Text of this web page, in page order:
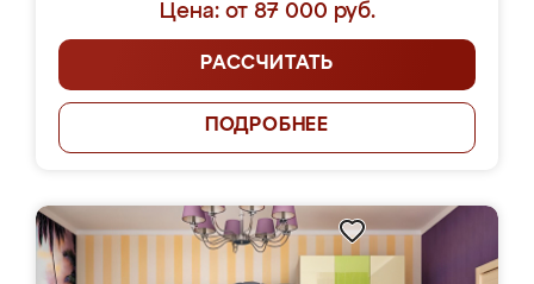
Цена: от 87 000 руб.
РАССЧИТАТЬ
ПОДРОБНЕЕ